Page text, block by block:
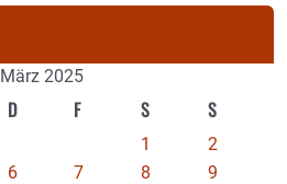
März 2025
D F S S
1
2
6 7 8
9